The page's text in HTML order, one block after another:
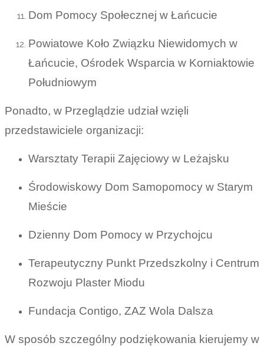
Dom Pomocy Społecznej w Łańcucie
Powiatowe Koło Związku Niewidomych w
Łańcucie, Ośrodek Wsparcia w Korniaktowie
Południowym
Ponadto, w Przeglądzie udział wzięli
przedstawiciele organizacji:
Warsztaty Terapii Zajęciowy w Leżajsku
Środowiskowy Dom Samopomocy w Starym
Mieście
Dzienny Dom Pomocy w Przychojcu
Terapeutyczny Punkt Przedszkolny i Centrum
Rozwoju Plaster Miodu
Fundacja Contigo, ZAZ Wola Dalsza
W sposób szczególny podziękowania kierujemy w